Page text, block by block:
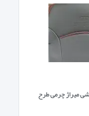
میراژ چرمی طرح